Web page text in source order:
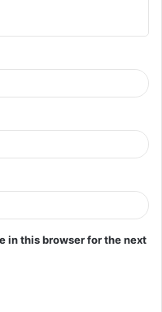
in this browser for the next